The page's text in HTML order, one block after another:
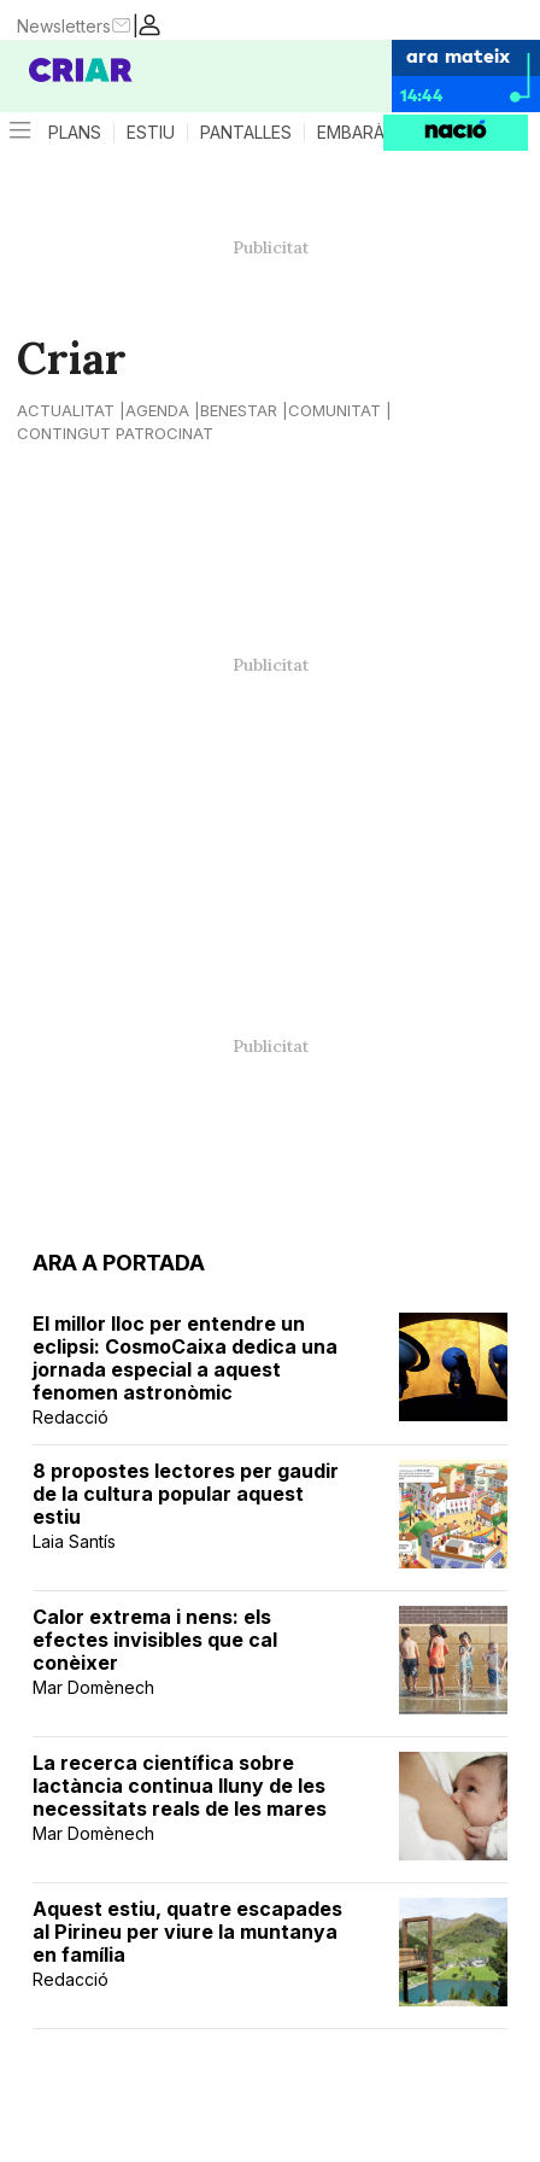
|
Newsletters
ara mateix
14:44
PLANS ESTIU PANTALLES EMBARÀS CRIANÇA
Criar
ACTUALITAT AGENDA BENESTAR
COMUNITAT
CONTINGUT PATROCINAT
ARA A PORTADA
El millor lloc per entendre un
eclipsi: CosmoCaixa dedica una
jornada especial a aquest
fenomen astronòmic
Redacció
8 propostes lectores per gaudir
de la cultura popular aquest
estiu
Laia Santís
Calor extrema i nens: els
efectes invisibles que cal
conèixer
Mar Domènech
La recerca científica sobre
lactància continua lluny de les
necessitats reals de les mares
Mar Domènech
Aquest estiu, quatre escapades
al Pirineu per viure la muntanya
en família
Redacció